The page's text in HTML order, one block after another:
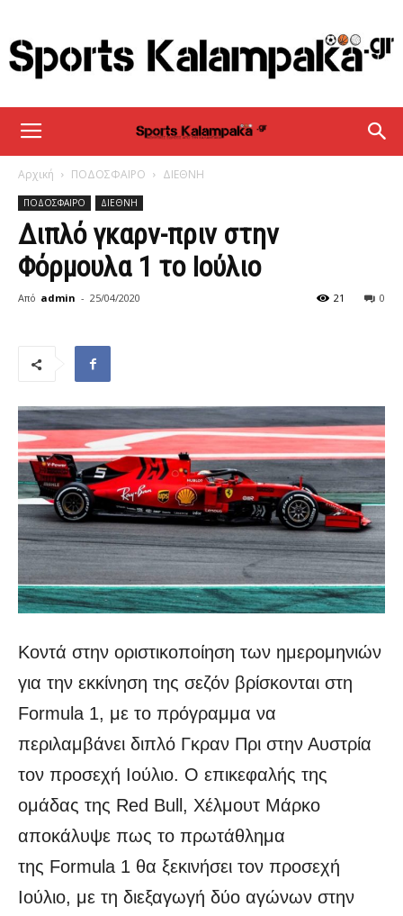
sportskalampaka
Αρχική ΠΟΔΟΣΦΑΙΡΟ ΔΙΕΘΝΗ
ΠΟΔΟΣΦΑΙΡΟ ΔΙΕΘΝΗ
Διπλό γκαρν-πριν στην
Φόρμουλα 1 το Ιούλιο
Από admin - 25/04/2020 0
21
Κοντά στην οριστικοποίηση των ημερομηνιών
για την εκκίνηση της σεζόν βρίσκονται στη
Formula 1, με το πρόγραμμα να
περιλαμβάνει διπλό Γκραν Πρι στην Αυστρία
τον προσεχή Ιούλιο. Ο επικεφαλής της
ομάδας της Red Bull, Χέλμουτ Μάρκο
αποκάλυψε πως το πρωτάθλημα
της Formula 1 θα ξεκινήσει τον προσεχή
Ιούλιο, με τη διεξαγωγή δύο αγώνων στην